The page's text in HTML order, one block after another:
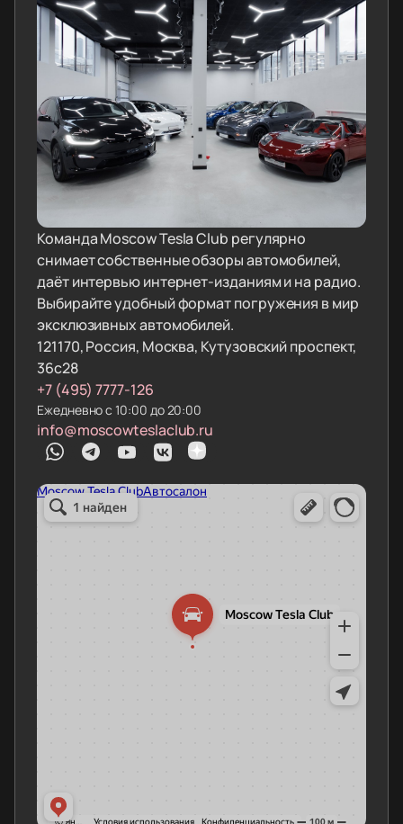
Команда Moscow Tesla Club регулярно
снимает собственные обзоры автомобилей,
даёт интервью интернет-изданиям и на радио.
Выбирайте удобный формат погружения в мир
эксклюзивных автомобилей.
121170, Россия, Москва, Кутузовский проспект,
36с28
+7 (495) 7777-126
Ежедневно с 10:00 до 20:00
info@moscowteslaclub.ru